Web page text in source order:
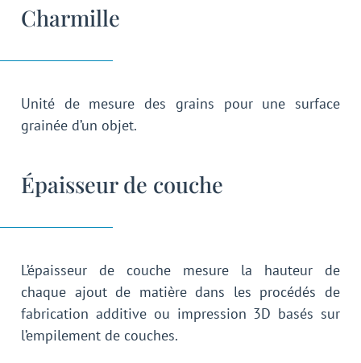
Charmille
Unité de mesure des grains pour une surface
grainée d’un objet.
Épaisseur de couche
L’épaisseur de couche mesure la hauteur de
chaque ajout de matière dans les procédés de
fabrication additive ou impression 3D basés sur
l’empilement de couches.